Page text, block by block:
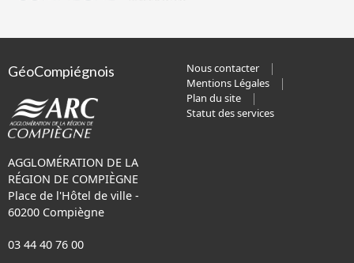
GéoCompiégnois
AGGLOMÉRATION DE LA
RÉGION DE COMPIÈGNE
Place de l'Hôtel de ville -
60200 Compiègne
03 44 40 76 00
Nous contacter
Mentions Légales
Plan du site
Statut des services